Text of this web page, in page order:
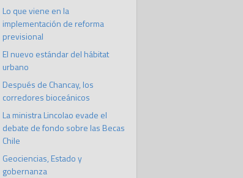
Lo que viene en la
implementación de reforma
previsional
El nuevo estándar del hábitat
urbano
Después de Chancay, los
corredores bioceánicos
La ministra Lincolao evade el
debate de fondo sobre las Becas
Chile
Geociencias, Estado y
gobernanza